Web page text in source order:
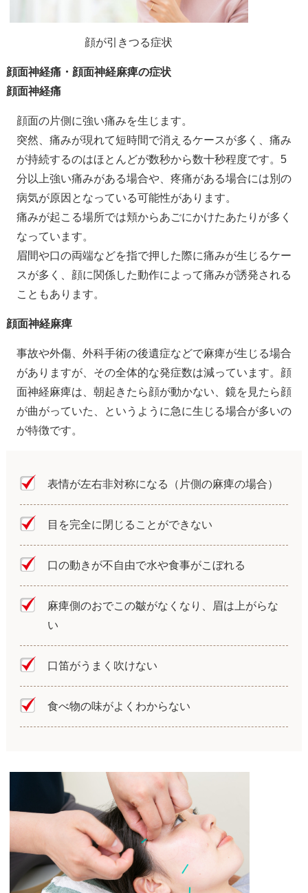
顔が引きつる症状
顔面神経痛・顔面神経麻痺の症状
顔面神経痛
顔面の片側に強い痛みを生じます。
突然、痛みが現れて短時間で消えるケースが多く、痛み
が持続するのはほとんどが数秒から数十秒程度です。5
分以上強い痛みがある場合や、疼痛がある場合には別の
病気が原因となっている可能性があります。
痛みが起こる場所では頬からあごにかけたあたりが多く
なっています。
眉間や口の両端などを指で押した際に痛みが生じるケー
スが多く、顔に関係した動作によって痛みが誘発される
こともあります。
顔面神経麻痺
事故や外傷、外科手術の後遺症などで麻痺が生じる場合
がありますが、その全体的な発症数は減っています。顔
面神経麻痺は、朝起きたら顔が動かない、鏡を見たら顔
が曲がっていた、というように急に生じる場合が多いの
が特徴です。
表情が左右非対称になる（片側の麻痺の場合）
目を完全に閉じることができない
口の動きが不自由で水や食事がこぼれる
麻痺側のおでこの皺がなくなり、眉は上がらな
い
口笛がうまく吹けない
食べ物の味がよくわからない